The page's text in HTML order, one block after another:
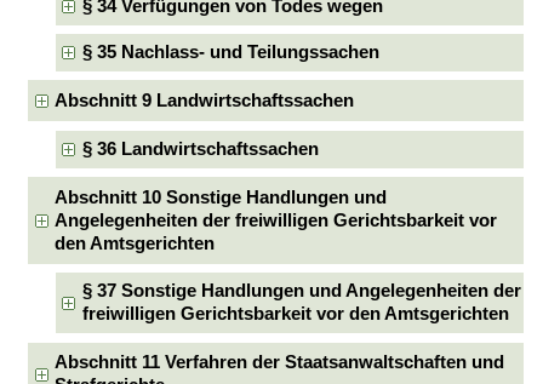
§ 34 Verfügungen von Todes wegen
§ 35 Nachlass- und Teilungssachen
Abschnitt 9 Landwirtschaftssachen
§ 36 Landwirtschaftssachen
Abschnitt 10 Sonstige Handlungen und
Angelegenheiten der freiwilligen Gerichtsbarkeit vor
den Amtsgerichten
§ 37 Sonstige Handlungen und Angelegenheiten der
freiwilligen Gerichtsbarkeit vor den Amtsgerichten
Abschnitt 11 Verfahren der Staatsanwaltschaften und